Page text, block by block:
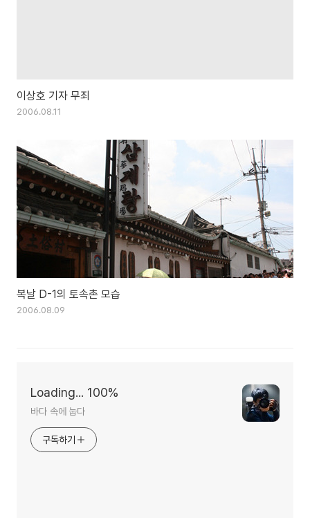
이상호 기자 무죄
2006.08.11
복날 D-1의 토속촌 모습
2006.08.09
Loading... 100%
바다 속에 눕다
구독하기